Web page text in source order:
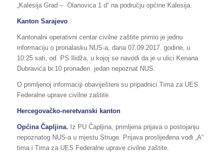
„Kalesija Grad – Olanovica 1 d“ na području općine Kalesija.
Kanton Sarajevo
Kantonalni operativni centar civilne zaštite primio je jednu
informaciju o pronalasku NUS-a, dana 07.09.2017. godine, u
10:25 sati, od PS Ilidža, u kojoj se navodi da je u ulici Kenana
Dubravića br.10 pronađen jedan nepoznat NUS.
O primljenoj informaciji obaviješteni su pripadnici Tima za UES
Federalne uprave civilne zaštite.
Hercegovačko-neretvanski kanton
Općina Čapljina. Iz PU Čapljina, primljena prijava o postojanju
nepoznatog NUS-a u mjestu Struge. Prijava proslijeđena vođi „A“
tima i Tima za UES Federalne uprave civilne zaštite.